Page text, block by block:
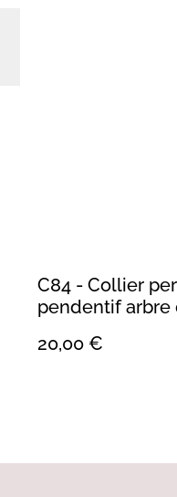
C84 - Collier
pendentif arbre
20,00 €